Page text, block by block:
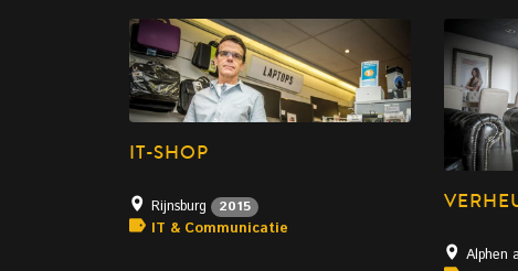
IT-SHOP
Rijnsburg 2015
IT & Communicatie
Alphen